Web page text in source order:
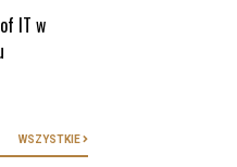
IT w
WSZYSTKIE